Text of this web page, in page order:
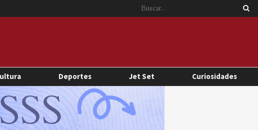
Deportes Jet Set Curiosidades